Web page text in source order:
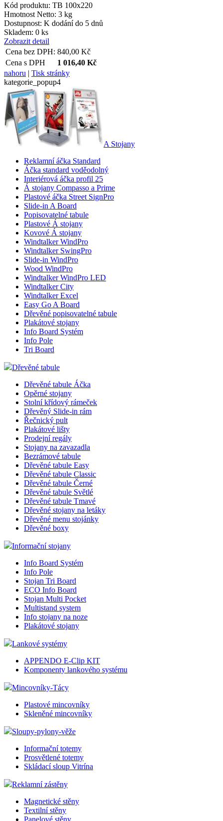
Kód produktu: TB 100x220
Hmotnost Netto: 3 kg
Dostupnost: K dodání do 5 dnů
Skladem: 0 ks
Zobrazit detail
Cena bez DPH: 840,00 Kč
Cena s DPH
1 016,40 Kč
nahoru | Tisk stránky
kategorie_popup4
A Stojany
Reklamní áčka Standard
Áčka standard voděodolný
Interiérová áčka profil 25
Á stojany Compasso a Prime
Plastové áčka Street SignPro
Slide-in A Board
Popisovatelné tabule
Plastové Á stojany
Kovové Á stojany
Windtalker WindPro
Windtalker SwingPro
Slide-in WindPro
Wood WindPro
Windtalker WindPro LED
Windtalker City
Windtalker Excel
Easy Go A Board
Dřevěné popisovatelné tabule
Plakátové stojany
Info Board Systém
Info Pole
Tri Board
Dřevěné tabule
Dřevěné tabule Áčka
Opěrné stojany
Stolní křídový rámeček
Dřevěný Slide-in rám
Řečnický pult
Plakátové lišty
Prodejní regály
Stojany na zavazadla
Bezrámové tabule
Dřevěné tabule Easy
Dřevěné tabule Classic
Dřevěné tabule Černé
Dřevěné tabule Světlé
Dřevěné tabule Tmavé
Dřevěné stojany na letáky
Dřevěné menu stojánky
Dřevěné boxy
Informační stojany
Info Board Systém
Info Pole
Stojan Tri Board
ECO Info Board
Stojan Multi Pocket
Multistand system
Info stojany na noze
Plakátové stojany
Lankové systémy
APPENDO E-Clip KIT
Komponenty lankového systému
Mincovníky-Tácy
Plastové mincovníky
Skleněné mincovníky
Sloupy-pylony-věže
Informační totemy
Prosvětlené totemy
Skládací sloup Vitrína
Reklamní zástěny
Magnetické stěny
Textilní stěny
Panelové stěny